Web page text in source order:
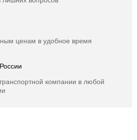
ценам в удобное время
компании в любой